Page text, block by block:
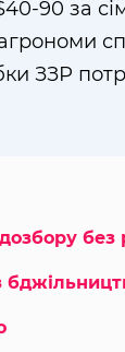
90 за
ЗЗР
без